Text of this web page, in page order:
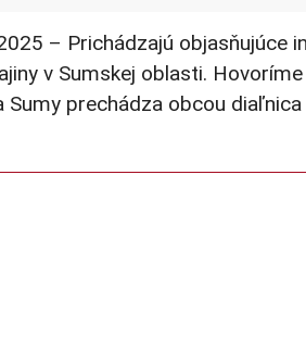
– Prichádzajú objasňujúce
v Sumskej oblasti.
Sumy prechádza obcou